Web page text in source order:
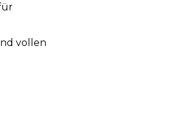
vollen